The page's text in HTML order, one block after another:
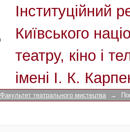
Інституційний
Київського
театру, кіно і
імені І. К.
Факультет театрального мистецтва →